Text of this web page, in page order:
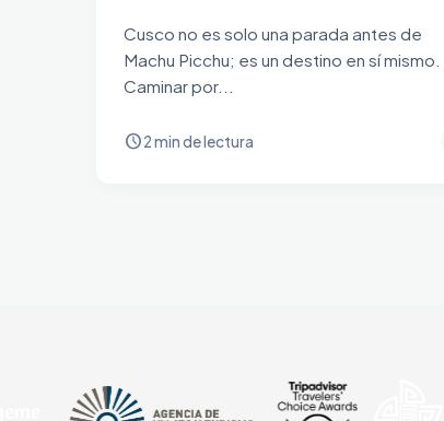
Cusco no es solo una parada antes de
Machu Picchu; es un destino en sí mismo.
Caminar por...
schedule2 min de lectura